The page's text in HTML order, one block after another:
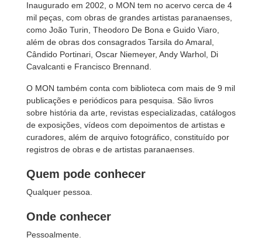
Inaugurado em 2002, o MON tem no acervo cerca de 4
mil peças, com obras de grandes artistas paranaenses,
como João Turin, Theodoro De Bona e Guido Viaro,
além de obras dos consagrados Tarsila do Amaral,
Cândido Portinari, Oscar Niemeyer, Andy Warhol, Di
Cavalcanti e Francisco Brennand.
O MON também conta com biblioteca com mais de 9 mil
publicações e periódicos para pesquisa. São livros
sobre história da arte, revistas especializadas, catálogos
de exposições, vídeos com depoimentos de artistas e
curadores, além de arquivo fotográfico, constituído por
registros de obras e de artistas paranaenses.
Quem pode conhecer
Qualquer pessoa.
Onde conhecer
Pessoalmente.